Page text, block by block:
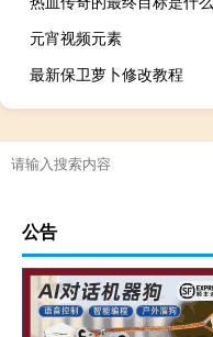
元宵视频元素
最新保卫萝卜修改教程
公告